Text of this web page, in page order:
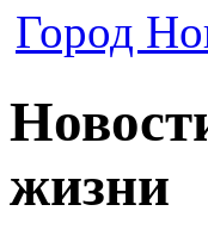
Город
жизни